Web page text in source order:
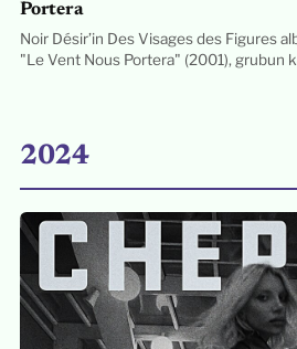
Portera
Noir Désir’in Des Visages des Figures
"Le Vent Nous Portera" (2001), grubun
2024